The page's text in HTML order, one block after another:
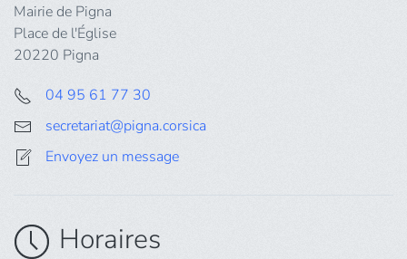
Mairie de Pigna
Place de l'Église
20220 Pigna
04 95 61 77 30
secretariat@pigna.corsica
Envoyez un message
Horaires